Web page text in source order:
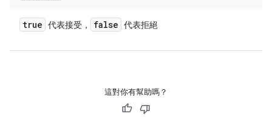
true 代表接受， false 代表拒絕
這對你有幫助嗎？